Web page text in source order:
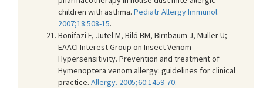
children with asthma. Pediatr Allergy Immunol.
2007;18:508-15.
Bonifazi F, Jutel M, Biló BM, Birnbaum J, Muller U;
EAACI Interest Group on Insect Venom
Hypersensitivity. Prevention and treatment of
Hymenoptera venom allergy: guidelines for clinical
practice. Allergy. 2005;60:1459-70.